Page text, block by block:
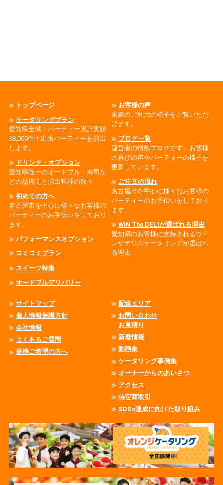
トップページ
ケータリングプラン
愛知県全域・パーティー累計実績
38,000件！出張パーティーを演出
します。
ドリンク・オプション
愛知県随一のオードブル・寿司な
どの品揃えと演出料理の数々
初めての方へ
名古屋市を中心に様々なお客様の
パーティーのお手伝いをしており
ます。
パフォーマンスオプション
コミコミプラン
スイーツ特集
オードブルデリバリー
お客様の声
実際のご利用の様子をご覧いただ
けます。
ブログ一覧
運営者の情熱ブログです、お客様
の喜びの声やパーティーの様子を
更新しています。
ご注文の流れ
名古屋市を中心に様々なお客様の
パーティーのお手伝いをしており
ます。
WIN The DELIが選ばれる理由
愛知県のお客様に支持されるウィ
ンザデリのケータリングが選ばれ
る理由
サイトマップ
個人情報保護方針
会社情報
よくあるご質問
提携ご希望の方へ
配達エリア
お問い合わせ
お見積り
新着情報
動画集
ケータリング事例集
オーナーからのあいさつ
アクセス
特定商取引
SDGs達成に向けた取り組み